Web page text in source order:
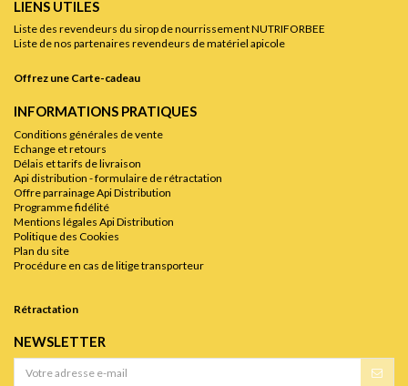
LIENS UTILES
Liste des revendeurs du sirop de nourrissement NUTRIFORBEE
Liste de nos partenaires revendeurs de matériel apicole
Offrez une Carte-cadeau
INFORMATIONS PRATIQUES
Conditions générales de vente
Echange et retours
Délais et tarifs de livraison
Api distribution - formulaire de rétractation
Offre parrainage Api Distribution
Programme fidélité
Mentions légales Api Distribution
Politique des Cookies
Plan du site
Procédure en cas de litige transporteur
Rétractation
NEWSLETTER